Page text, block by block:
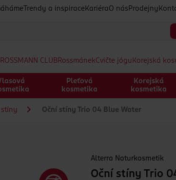
Trendy a inspirace Kariéra O nás Prodejny
ROSSMANN CLUBRossmánekCvičte jógu Korejská
Pleťová
kosmetika
Korejská
kosmetika
stíny Oční stíny Trio 04 Blue Water
Alterra Naturkosmetik
Oční stíny Trio